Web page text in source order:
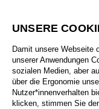
Alle Sparten
Alle
Alle Merkmale
UNSERE
Damit unsere Webseite
unserer Anwendungen
sozialen Medien, aber
über die Ergonomie
Nutzer*innenverhalten
klicken, stimmen Sie